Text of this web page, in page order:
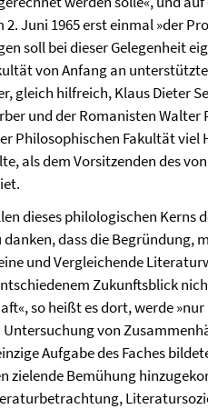
Juni 1965 erst einmal »der
soll bei dieser Gelegenheit
von Anfang an
gleich hilfreich, Klaus Dieter
und der Romanisten Walter
Philosophischen Fakultät
als dem Vorsitzenden des
dieses philologischen Kerns
dass die Begründung,
und Vergleichende
Zukunftsblick
so heißt es dort, werde
von
Aufgabe des Faches
zielende Bemühung